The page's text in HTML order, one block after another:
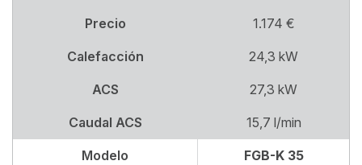
Precio 1.174 €
Calefacción 24,3 kW
ACS 27,3 kW
Caudal ACS 15,7 l/min
Modelo FGB-K 35